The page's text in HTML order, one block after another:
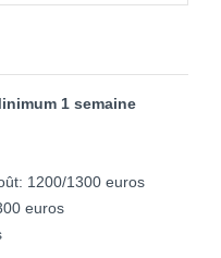
1 semaine
1200/1300 euros
euros